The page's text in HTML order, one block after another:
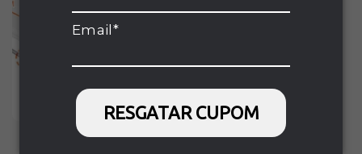
Email*
RESGATAR CUPOM